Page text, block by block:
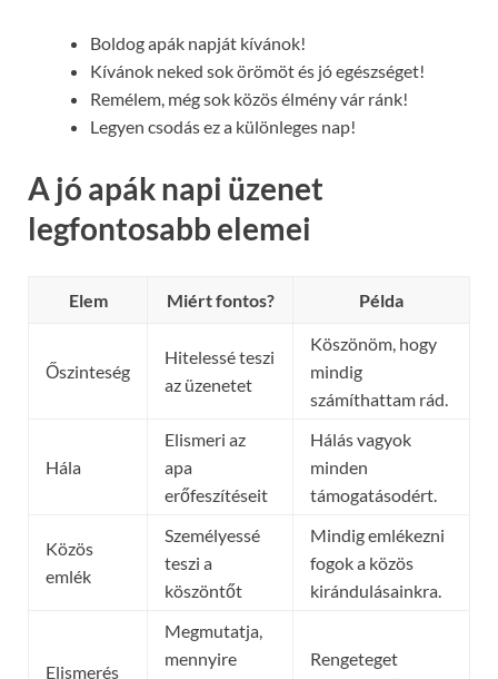
Boldog apák napját kívánok!
Kívánok neked sok örömöt és jó egészséget!
Remélem, még sok közös élmény vár ránk!
Legyen csodás ez a különleges nap!
A jó apák napi üzenet
legfontosabb elemei
Elem Miért fontos? Példa
Őszinteség
Hitelessé teszi
az üzenetet
Köszönöm, hogy
mindig
számíthattam rád.
Hála
Elismeri az
apa
erőfeszítéseit
Hálás vagyok
minden
támogatásodért.
Közös
emlék
Személyessé
teszi a
köszöntőt
Mindig emlékezni
fogok a közös
kirándulásainkra.
Elismerés
Megmutatja,
mennyire
Rengeteget